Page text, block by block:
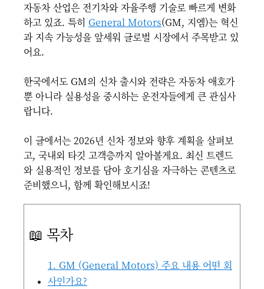
자동차 산업은 전기차와 자율주행 기술로 빠르게 변화
하고 있죠. 특히 General Motors(GM, 지엠)는 혁신
과 지속 가능성을 앞세워 글로벌 시장에서 주목받고 있
어요.
한국에서도 GM의 신차 출시와 전략은 자동차 애호가
뿐 아니라 실용성을 중시하는 운전자들에게 큰 관심사
랍니다.
이 글에서는 2026년 신차 정보와 향후 계획을 살펴보
고, 국내외 타깃 고객층까지 알아볼게요. 최신 트렌드
와 실용적인 정보를 담아 호기심을 자극하는 콘텐츠로
준비했으니, 함께 확인해보시죠!
📖 목차
1. GM (General Motors) 주요 내용 어떤 회
사인가요?